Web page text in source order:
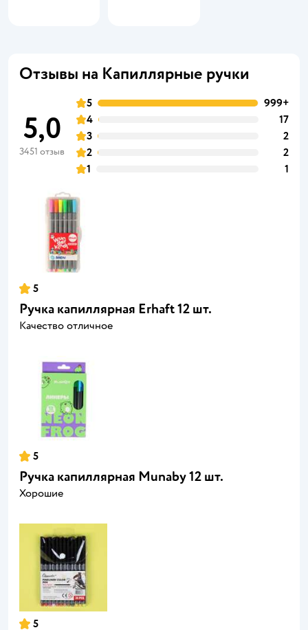
Отзывы на Капиллярные ручки
5,0
3451 отзыв
5
999+
4
17
3
2
2
2
1
1
5
Ручка капиллярная Erhaft 12 шт.
Качество отличное
5
Ручка капиллярная Munaby 12 шт.
Хорошие
5